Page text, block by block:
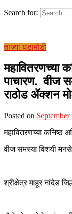
Search for:
ताज्या घडामोडी
महावितरणच्या
पाचारण. वीज
राठोड ॲक्शन
Posted on
महावितरणच्या कनिष्ठ
वीज समस्याविशयी मनसे
श्रीक्षेत्र माहूर नांदेड